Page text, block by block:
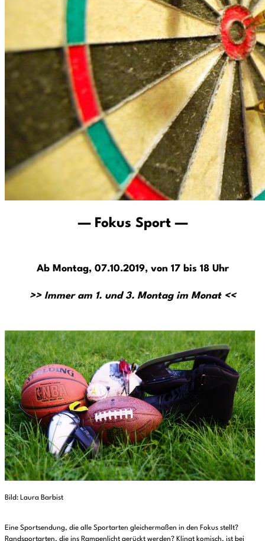
— Fokus Sport —
Ab Montag, 07.10.2019, von 17 bis 18 Uhr
>> Immer am 1. und 3. Montag im Monat<<
Bild: Laura Barbist
Eine Sportsendung, die alle Sportarten gleichermaßen in den Fokus stellt?
Randsportarten, die ins Rampenlicht gerückt werden? Klingt komisch, ist bei